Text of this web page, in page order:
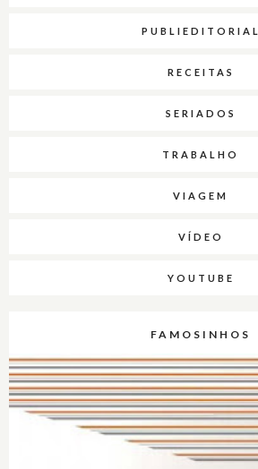
PUBLIEDITORIAL
RECEITAS
SERIADOS
TRABALHO
VIAGEM
VÍDEO
YOUTUBE
FAMOSINHOS